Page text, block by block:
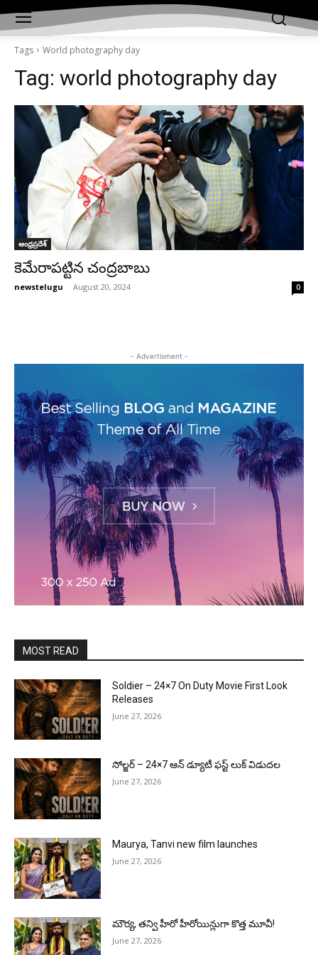
Tags World photography day
Tag: world photography day
ఆంధ్రప్రదేశ్‌
కెమేరాపట్టిన చంద్రబాబు
newstelugu - August 20, 2024 0
- Advertisment -
MOST READ
Soldier – 24×7 On Duty Movie First Look
Releases
June 27, 2026
సోల్జర్ – 24×7 ఆన్ డ్యూటీ ఫస్ట్ లుక్ విడుదల
June 27, 2026
Maurya, Tanvi new film launches
June 27, 2026
మౌర్య‌, త‌న్వి హీరో హీరోయిన్లుగా కొత్త మూవీ!
June 27, 2026